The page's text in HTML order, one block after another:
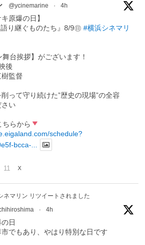
@ycinemarine · 4h
原爆の日】
語り継ぐものたち』8/9㊐#横浜シネマリ
舞台挨拶】がございます！
後
監督
って守り続けた”歴史の現場”の全容
さい
ちらから
schedule?
bcca-...
11 X
ネマリン リツイートされました
· 4h
日
でもあり、やはり特別な日です